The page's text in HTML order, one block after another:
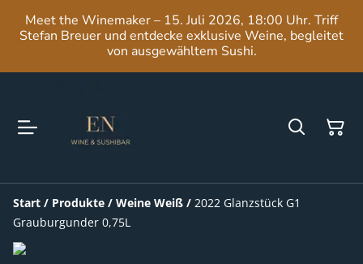
Meet the Winemaker – 15. Juli 2026, 18:00 Uhr. Triff
Stefan Breuer und entdecke exklusive Weine, begleitet
von ausgewähltem Sushi.
Start / Produkte / Weine Weiß / 2022 Glanzstück G1
Grauburgunder 0,75L